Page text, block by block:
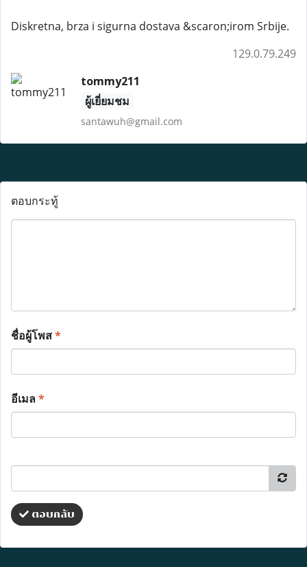
Diskretna, brza i sigurna dostava &scaron;irom Srbije.
129.0.79.249
tommy211
ผู้เยี่ยมชม
santawuh@gmail.com
ตอบกระทู้
ชื่อผู้โพส*
อีเมล*
ตอบกลับ